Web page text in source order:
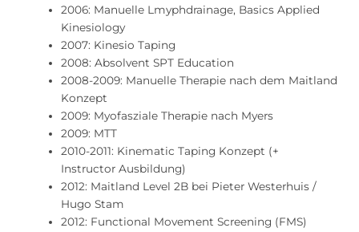
2006: Manuelle Lmyphdrainage, Basics Applied
Kinesiology
2007: Kinesio Taping
2008: Absolvent SPT Education
2008-2009: Manuelle Therapie nach dem Maitland
Konzept
2009: Myofasziale Therapie nach Myers
2009: MTT
2010-2011: Kinematic Taping Konzept (+
Instructor Ausbildung)
2012: Maitland Level 2B bei Pieter Westerhuis /
Hugo Stam
2012: Functional Movement Screening (FMS)